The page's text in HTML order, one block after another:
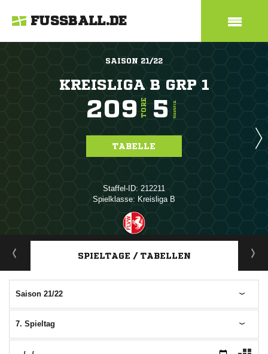
FUSSBALL.DE
SAISON 21/22
KREISLIGA B GRP 1
209 TORE 5 TORE/SPIEL
TABELLE
Staffel-ID: 212211
Spielklasse: Kreisliga B
ANZEIGE
SPIELTAGE / TABELLEN
Saison 21/22
7. Spieltag